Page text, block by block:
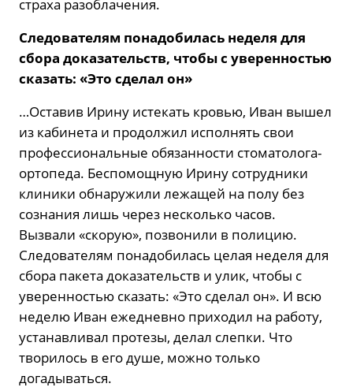
страха разоблачения.
Следователям понадобилась неделя для
сбора доказательств, чтобы с уверенностью
сказать: «Это сделал он»
…Оставив Ирину истекать кровью, Иван вышел
из кабинета и продолжил исполнять свои
профессиональные обязанности стоматолога-
ортопеда. Беспомощную Ирину сотрудники
клиники обнаружили лежащей на полу без
сознания лишь через несколько часов.
Вызвали «скорую», позвонили в полицию.
Следователям понадобилась целая неделя для
сбора пакета доказательств и улик, чтобы с
уверенностью сказать: «Это сделал он». И всю
неделю Иван ежедневно приходил на работу,
устанавливал протезы, делал слепки. Что
творилось в его душе, можно только
догадываться.